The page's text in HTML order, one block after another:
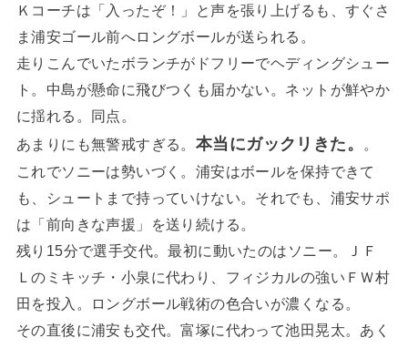
Ｋコーチは「入ったぞ！」と声を張り上げるも、すぐさ
ま浦安ゴール前へロングボールが送られる。
走りこんでいたボランチがドフリーでヘディングシュー
ト。中島が懸命に飛びつくも届かない。ネットが鮮やか
に揺れる。同点。
あまりにも無警戒すぎる。 本当にガックリきた。
これでソニーは勢いづく。浦安はボールを保持できて
も、シュートまで持っていけない。それでも、浦安サポ
は「前向きな声援」を送り続ける。
残り15分で選手交代。最初に動いたのはソニー。ＪＦ
Ｌのミキッチ・小泉に代わり、フィジカルの強いＦＷ村
田を投入。ロングボール戦術の色合いが濃くなる。
その直後に浦安も交代。富塚に代わって池田晃太。あく